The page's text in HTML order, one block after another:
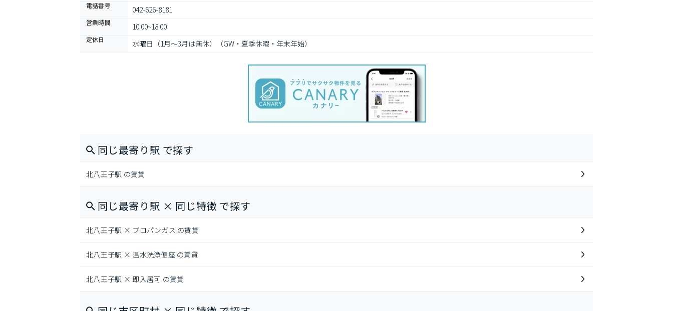
電話番号 042-626-8181
営業時間 10:00~18:00
定休日 水曜日（1月～3月は無休）（GW・夏季休暇・年末年始）
同じ最寄り駅 で探す
北八王子駅 の賃貸
同じ最寄り駅 × 同じ特徴 で探す
北八王子駅 × プロパンガス の賃貸
北八王子駅 × 温水洗浄便座 の賃貸
北八王子駅 × 即入居可 の賃貸